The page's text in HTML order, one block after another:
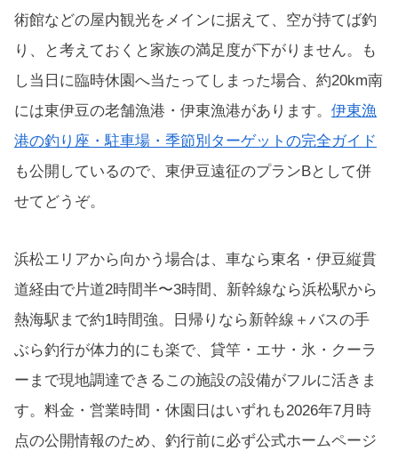
術館などの屋内観光をメインに据えて、空が持てば釣
り、と考えておくと家族の満足度が下がりません。も
し当日に臨時休園へ当たってしまった場合、約20km南
には東伊豆の老舗漁港・伊東漁港があります。 伊東漁
港の釣り座・駐車場・季節別ターゲットの完全ガイド
も公開しているので、東伊豆遠征のプランBとして併
せてどうぞ。
浜松エリアから向かう場合は、車なら東名・伊豆縦貫
道経由で片道2時間半〜3時間、新幹線なら浜松駅から
熱海駅まで約1時間強。日帰りなら新幹線＋バスの手
ぶら釣行が体力的にも楽で、貸竿・エサ・氷・クーラ
ーまで現地調達できるこの施設の設備がフルに活きま
す。料金・営業時間・休園日はいずれも2026年7月時
点の公開情報のため、釣行前に必ず公式ホームページ